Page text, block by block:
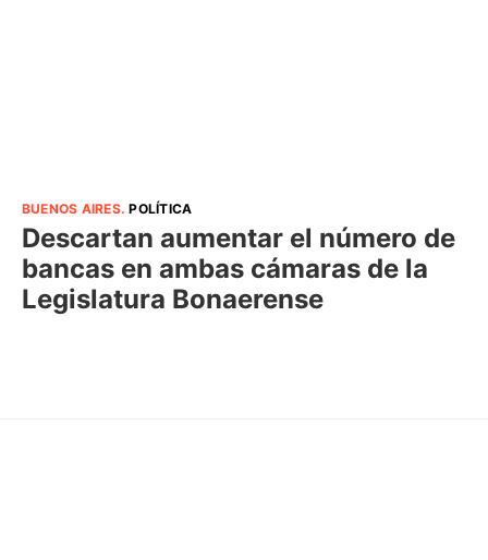
BUENOS AIRES.POLÍTICA
Descartan aumentar el número de
bancas en ambas cámaras de la
Legislatura Bonaerense